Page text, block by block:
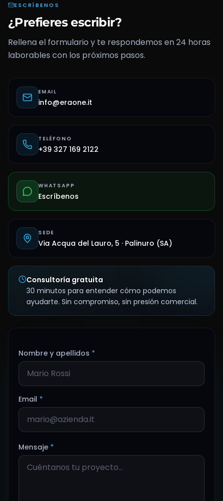
ESCRÍBENOS
¿Prefieres escribir?
Rellena el formulario y te respondemos en 24 horas
laborables con los próximos pasos.
EMAIL
info@eraone.it
TELÉFONO
+39 327 169 2122
WHATSAPP
Escríbenos
SEDE
Via Acqua del Lauro, 5 · Palinuro (SA)
Consultoría gratuita
30 minutos para entender cómo podemos
ayudarte. Sin compromiso, sin presión comercial.
Nombre y apellidos *
Email *
Mensaje *